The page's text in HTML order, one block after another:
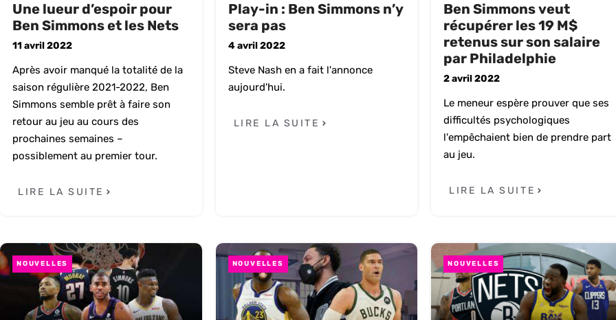
Une lueur d’espoir pour
Ben Simmons et les Nets
11 avril 2022
Après avoir manqué la totalité de la
saison régulière 2021-2022, Ben
Simmons semble prêt à faire son
retour au jeu au cours des
prochaines semaines –
possiblement au premier tour.
LIRE LA SUITE
Play-in : Ben Simmons n’y
sera pas
4 avril 2022
Steve Nash en a fait l'annonce
aujourd'hui.
LIRE LA SUITE
Ben Simmons veut
récupérer les 19 M$
retenus sur son salaire
par Philadelphie
2 avril 2022
Le meneur espère prouver que ses
difficultés psychologiques
l'empêchaient bien de prendre part
au jeu.
LIRE LA SUITE
NOUVELLES NOUVELLES NOUVELLES